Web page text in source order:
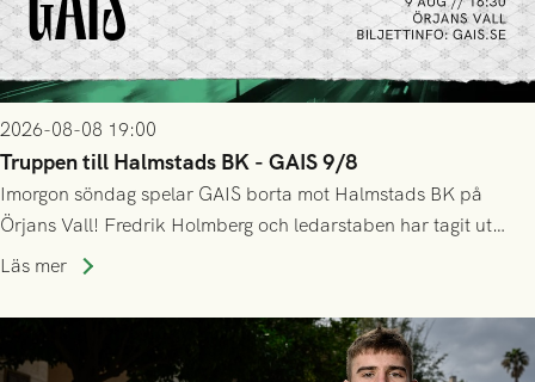
2026-08-08 19:00
Truppen till Halmstads BK - GAIS 9/8
Imorgon söndag spelar GAIS borta mot Halmstads BK på
Örjans Vall! Fredrik Holmberg och ledarstaben har tagit ut
följande trupp till matchen:
Läs mer